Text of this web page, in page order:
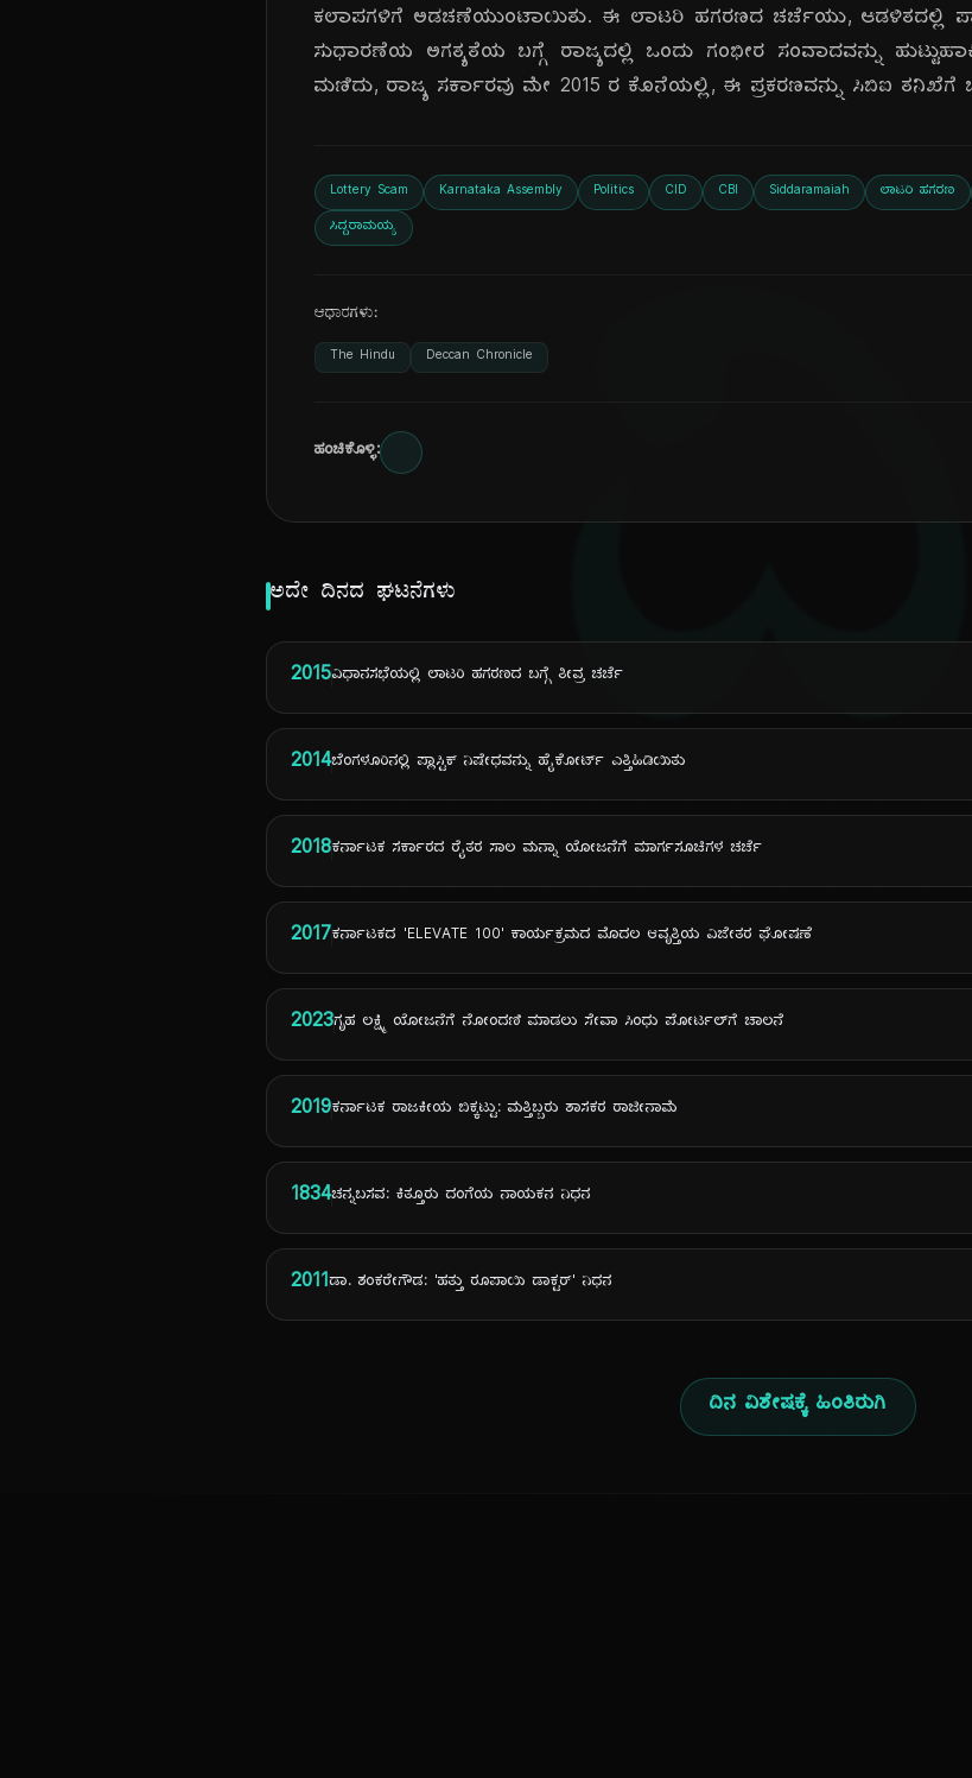
ಕಲಾಪಗಳಿಗೆ ಅಡಚಣೆಯುಂಟಾಯಿತು. ಈ ಲಾಟರಿ ಹಗರಣದ ಚರ್ಚೆಯು, ಆಡಳಿತದಲ್ಲಿ
ಸುಧಾರಣೆಯ ಅಗತ್ಯತೆಯ ಬಗ್ಗೆ ರಾಜ್ಯದಲ್ಲಿ ಒಂದು ಗಂಭೀರ ಸಂವಾದವನ್ನು
ಮಣಿದು, ರಾಜ್ಯ ಸರ್ಕಾರವು ಮೇ 2015 ರ ಕೊನೆಯಲ್ಲಿ, ಈ ಪ್ರಕರಣವನ್ನು ಸಿಬಿಐ ತನಿಖೆಗೆ
Lottery Scam Karnataka Assembly Politics CID CBI Siddaramaiah ಲಾಟರಿ ಹಗರಣ
ಸಿದ್ದರಾಮಯ್ಯ
ಆಧಾರಗಳು:
The Hindu Deccan Chronicle
ಹಂಚಿಕೊಳ್ಳಿ:
ಅದೇ ದಿನದ ಘಟನೆಗಳು
2015ವಿಧಾನಸಭೆಯಲ್ಲಿ ಲಾಟರಿ ಹಗರಣದ ಬಗ್ಗೆ ತೀವ್ರ ಚರ್ಚೆ
2014ಬೆಂಗಳೂರಿನಲ್ಲಿ ಪ್ಲಾಸ್ಟಿಕ್ ನಿಷೇಧವನ್ನು ಹೈಕೋರ್ಟ್ ಎತ್ತಿಹಿಡಿಯಿತು
2018ಕರ್ನಾಟಕ ಸರ್ಕಾರದ ರೈತರ ಸಾಲ ಮನ್ನಾ ಯೋಜನೆಗೆ ಮಾರ್ಗಸೂಚಿಗಳ ಚರ್ಚೆ
2017ಕರ್ನಾಟಕದ 'ELEVATE 100' ಕಾರ್ಯಕ್ರಮದ ಮೊದಲ ಆವೃತ್ತಿಯ ವಿಜೇತರ ಘೋಷಣೆ
2023ಗೃಹ ಲಕ್ಷ್ಮಿ ಯೋಜನೆಗೆ ನೋಂದಣಿ ಮಾಡಲು ಸೇವಾ ಸಿಂಧು ಪೋರ್ಟಲ್‌ಗೆ ಚಾಲನೆ
2019ಕರ್ನಾಟಕ ರಾಜಕೀಯ ಬಿಕ್ಕಟ್ಟು: ಮತ್ತಿಬ್ಬರು ಶಾಸಕರ ರಾಜೀನಾಮೆ
1834ಚನ್ನಬಸವ: ಕಿತ್ತೂರು ದಂಗೆಯ ನಾಯಕನ ನಿಧನ
2011ಡಾ. ಶಂಕರೇಗೌಡ: 'ಹತ್ತು ರೂಪಾಯಿ ಡಾಕ್ಟರ್' ನಿಧನ
ದಿನ ವಿಶೇಷಕ್ಕೆ ಹಿಂತಿರುಗಿ